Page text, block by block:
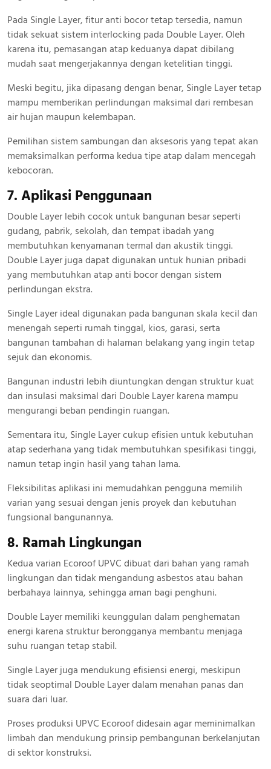
Pada Single Layer, fitur anti bocor tetap tersedia, namun
tidak sekuat sistem interlocking pada Double Layer. Oleh
karena itu, pemasangan atap keduanya dapat dibilang
mudah saat mengerjakannya dengan ketelitian tinggi.
Meski begitu, jika dipasang dengan benar, Single Layer tetap
mampu memberikan perlindungan maksimal dari rembesan
air hujan maupun kelembapan.
Pemilihan sistem sambungan dan aksesoris yang tepat akan
memaksimalkan performa kedua tipe atap dalam mencegah
kebocoran.
7. Aplikasi Penggunaan
Double Layer lebih cocok untuk bangunan besar seperti
gudang, pabrik, sekolah, dan tempat ibadah yang
membutuhkan kenyamanan termal dan akustik tinggi.
Double Layer juga dapat digunakan untuk hunian pribadi
yang membutuhkan atap anti bocor dengan sistem
perlindungan ekstra.
Single Layer ideal digunakan pada bangunan skala kecil dan
menengah seperti rumah tinggal, kios, garasi, serta
bangunan tambahan di halaman belakang yang ingin tetap
sejuk dan ekonomis.
Bangunan industri lebih diuntungkan dengan struktur kuat
dan insulasi maksimal dari Double Layer karena mampu
mengurangi beban pendingin ruangan.
Sementara itu, Single Layer cukup efisien untuk kebutuhan
atap sederhana yang tidak membutuhkan spesifikasi tinggi,
namun tetap ingin hasil yang tahan lama.
Fleksibilitas aplikasi ini memudahkan pengguna memilih
varian yang sesuai dengan jenis proyek dan kebutuhan
fungsional bangunannya.
8. Ramah Lingkungan
Kedua varian Ecoroof UPVC dibuat dari bahan yang ramah
lingkungan dan tidak mengandung asbestos atau bahan
berbahaya lainnya, sehingga aman bagi penghuni.
Double Layer memiliki keunggulan dalam penghematan
energi karena struktur berongganya membantu menjaga
suhu ruangan tetap stabil.
Single Layer juga mendukung efisiensi energi, meskipun
tidak seoptimal Double Layer dalam menahan panas dan
suara dari luar.
Proses produksi UPVC Ecoroof didesain agar meminimalkan
limbah dan mendukung prinsip pembangunan berkelanjutan
di sektor konstruksi.